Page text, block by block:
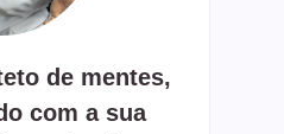
de mentes,
com a sua